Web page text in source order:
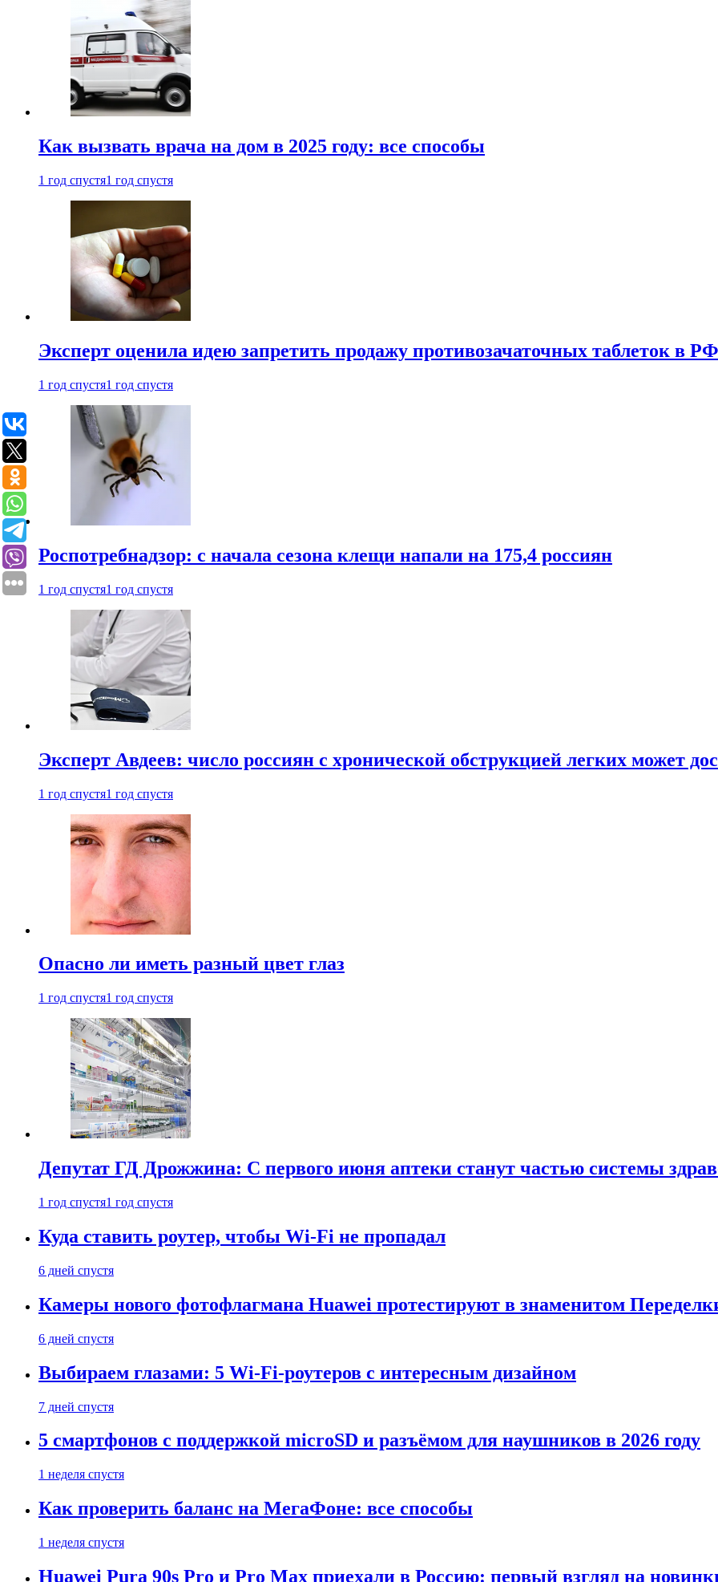
Как вызвать врача на дом в 2025 году: все способы
1 год спустя1 год спустя
Эксперт оценила идею запретить продажу противозачаточных таблеток в РФ
1 год спустя1 год спустя
Роспотребнадзор: с начала сезона клещи напали на 175,4 россиян
1 год спустя1 год спустя
Эксперт Авдеев: число россиян с хронической обструкцией легких может
1 год спустя1 год спустя
Опасно ли иметь разный цвет глаз
1 год спустя1 год спустя
Депутат ГД Дрожжина: С первого июня аптеки станут частью системы
1 год спустя1 год спустя
Куда ставить роутер, чтобы Wi-Fi не пропадал
6 дней спустя
Камеры нового фотофлагмана Huawei протестируют в знаменитом
6 дней спустя
Выбираем глазами: 5 Wi-Fi-роутеров с интересным дизайном
7 дней спустя
5 смартфонов с поддержкой microSD и разъёмом для наушников в 2026 году
1 неделя спустя
Как проверить баланс на МегаФоне: все способы
1 неделя спустя
Huawei Pura 90s Pro и Pro Max приехали в Россию: первый взгляд на